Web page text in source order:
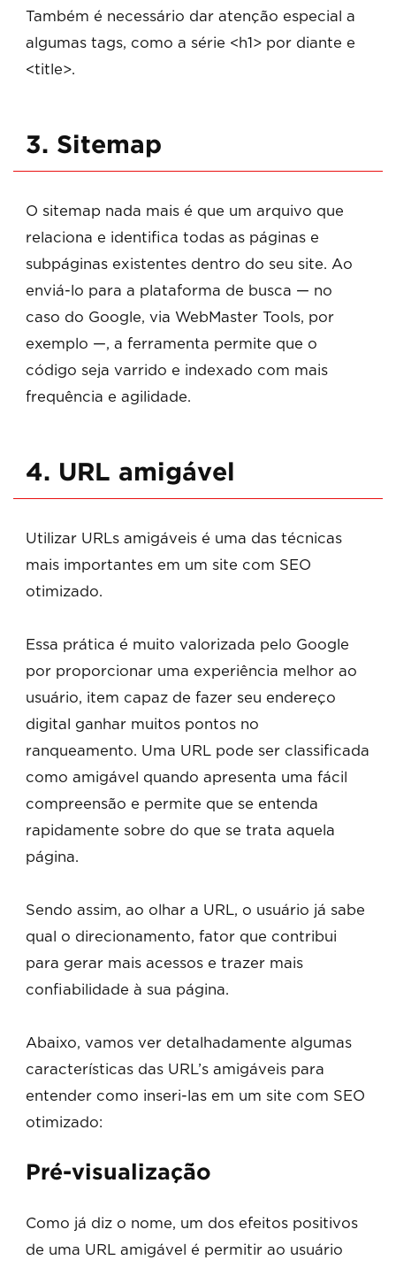
Também é necessário dar atenção especial a
algumas tags, como a série <h1> por diante e
<title>.
3. Sitemap
O sitemap nada mais é que um arquivo que
relaciona e identifica todas as páginas e
subpáginas existentes dentro do seu site. Ao
enviá-lo para a plataforma de busca — no
caso do Google, via WebMaster Tools, por
exemplo —, a ferramenta permite que o
código seja varrido e indexado com mais
frequência e agilidade.
4. URL amigável
Utilizar URLs amigáveis é uma das técnicas
mais importantes em um site com SEO
otimizado.
Essa prática é muito valorizada pelo Google
por proporcionar uma experiência melhor ao
usuário, item capaz de fazer seu endereço
digital ganhar muitos pontos no
ranqueamento. Uma URL pode ser classificada
como amigável quando apresenta uma fácil
compreensão e permite que se entenda
rapidamente sobre do que se trata aquela
página.
Sendo assim, ao olhar a URL, o usuário já sabe
qual o direcionamento, fator que contribui
para gerar mais acessos e trazer mais
confiabilidade à sua página.
Abaixo, vamos ver detalhadamente algumas
características das URL’s amigáveis para
entender como inseri-las em um site com SEO
otimizado:
Pré-visualização
Como já diz o nome, um dos efeitos positivos
de uma URL amigável é permitir ao usuário